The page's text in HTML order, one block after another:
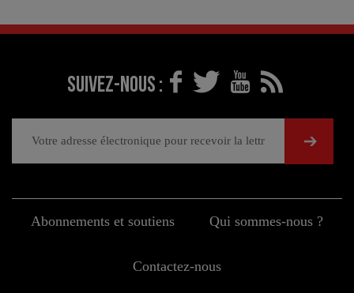
Suivez-nous :
Abonnements et soutiens Qui sommes-nous ?
Contactez-nous